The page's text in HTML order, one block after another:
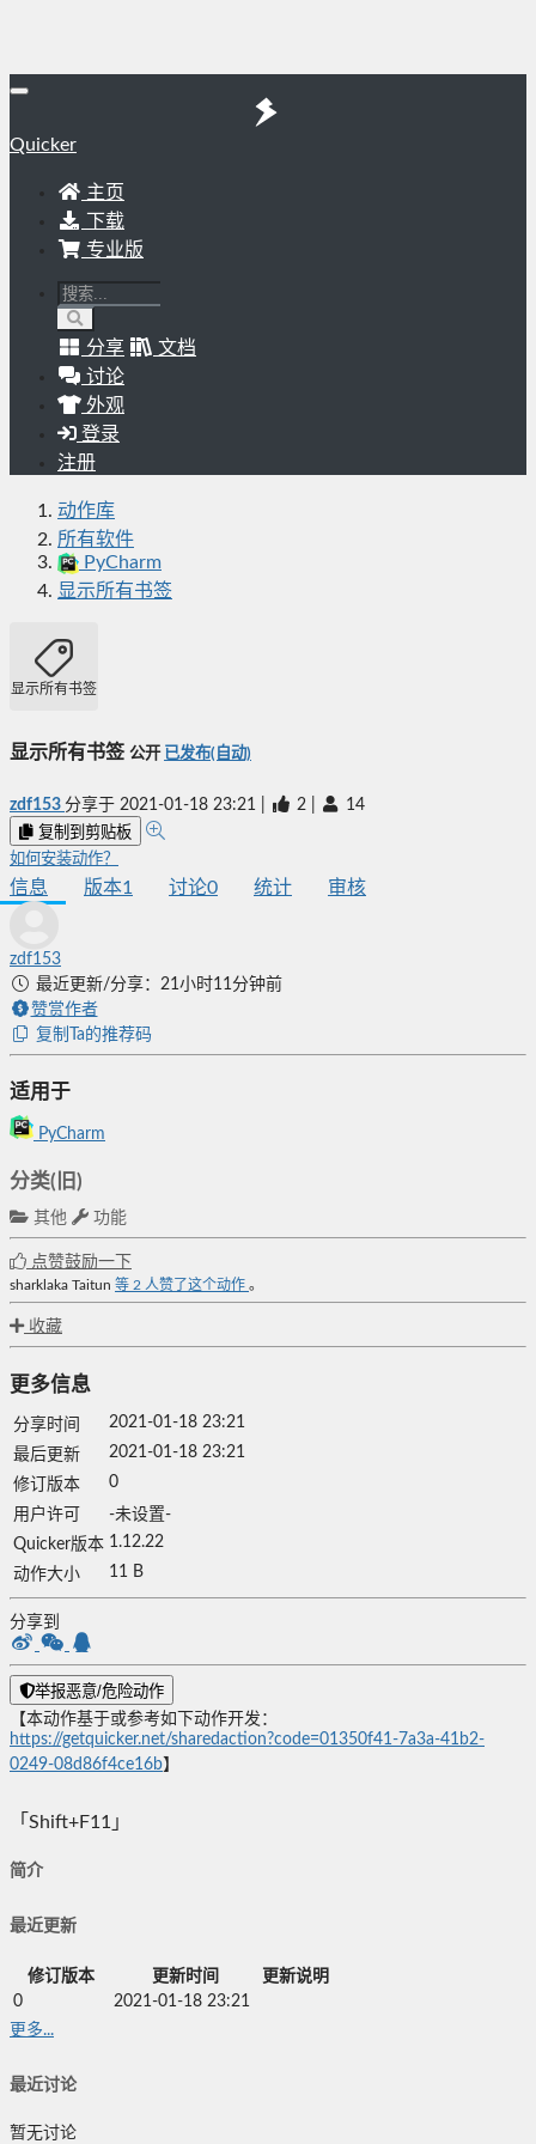
Quicker
主页
下载
专业版
分享
文档
讨论
外观
登录
注册
动作库
所有软件
PyCharm
显示所有书签
显示所有书签
显示所有书签 公开 已发布(自动)
zdf153 分享于 2021-01-18 23:21 2 14
复制到剪贴板
如何安装动作？
信息 版本1 讨论0 统计 审核
zdf153
最近更新/分享：21小时11分钟前
赞赏作者
复制Ta的推荐码
适用于
PyCharm
分类(旧)
其他 功能
点赞鼓励一下
sharklaka Taitun 等 2 人赞了这个动作 。
收藏
更多信息
分享时间
2021-01-18 23:21
最后更新
2021-01-18 23:21
修订版本
0
用户许可
-未设置-
Quicker版本 1.12.22
动作大小
11 B
分享到
举报恶意/危险动作
【本动作基于或参考如下动作开发：
https://getquicker.net/sharedaction?code=01350f41-7a3a-41b2-
0249-08d86f4ce16b】
「Shift+F11」
简介
最近更新
修订版本 更新时间
更新说明
0
2021-01-18 23:21
更多...
最近讨论
暂无讨论